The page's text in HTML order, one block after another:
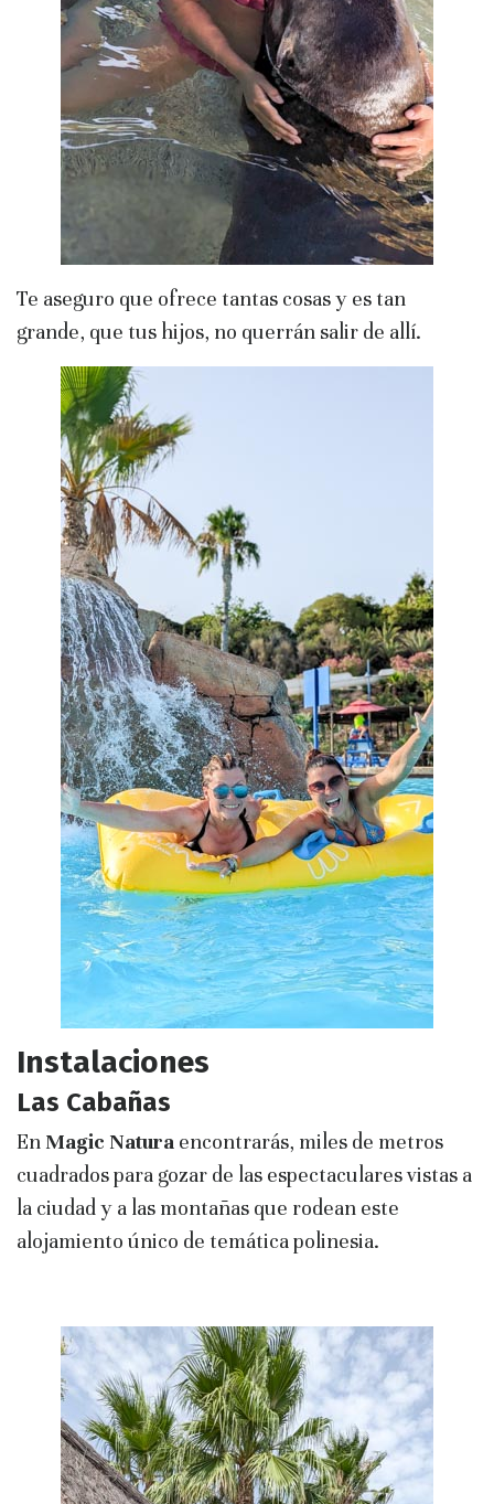
Te aseguro que ofrece tantas cosas y es tan
grande, que tus hijos, no querrán salir de allí.
Instalaciones
Las Cabañas
En Magic Natura encontrarás, miles de metros
cuadrados para gozar de las espectaculares vistas a
la ciudad y a las montañas que rodean este
alojamiento único de temática polinesia.